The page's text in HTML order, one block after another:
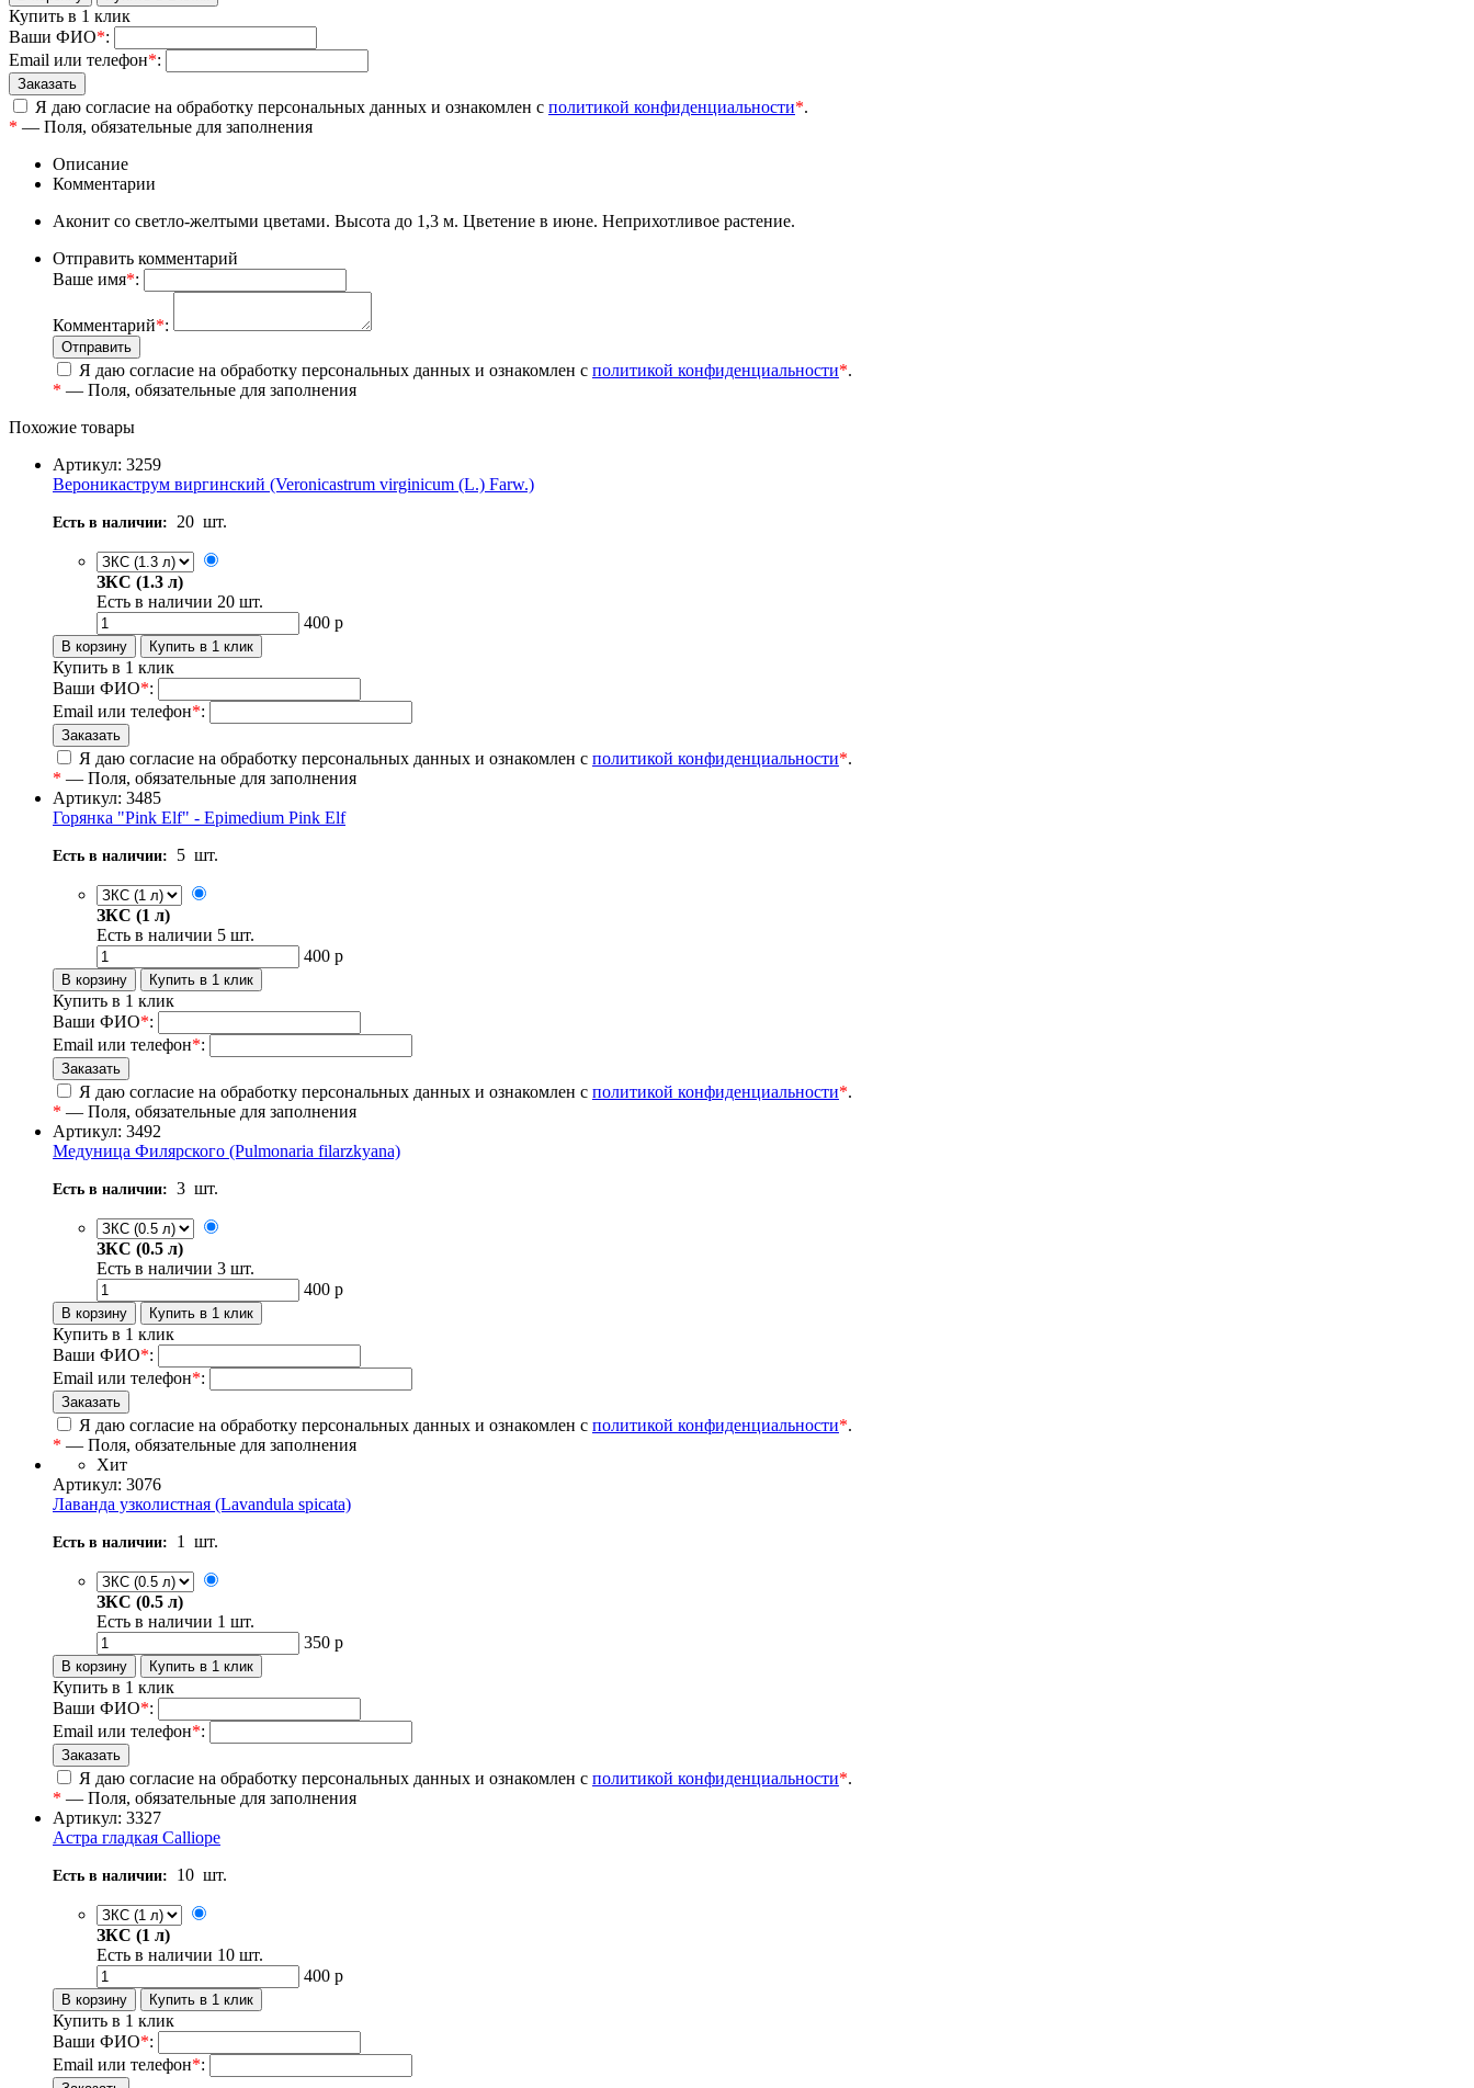
Купить в 1 клик
Ваши ФИО*:
Email или телефон*:
Я даю согласие на обработку персональных данных и ознакомлен с политикой конфиденциальности*.
* — Поля, обязательные для заполнения
Описание
Комментарии
Аконит со светло-желтыми цветами. Высота до 1,3 м. Цветение в июне. Неприхотливое растение.
Отправить комментарий
Ваше имя*:
Комментарий*:
Я даю согласие на обработку персональных данных и ознакомлен с политикой конфиденциальности*.
* — Поля, обязательные для заполнения
Похожие товары
Артикул: 3259
Вероникаструм виргинский (Veronicastrum virginicum (L.) Farw.)
Есть в наличии: 20 шт.
ЗКС (1.3 л)
Есть в наличии 20 шт.
400 р
Купить в 1 клик
Ваши ФИО*:
Email или телефон*:
Я даю согласие на обработку персональных данных и ознакомлен с политикой конфиденциальности*.
* — Поля, обязательные для заполнения
Артикул: 3485
Горянка "Pink Elf" - Epimedium Pink Elf
Есть в наличии: 5 шт.
ЗКС (1 л)
Есть в наличии 5 шт.
400 р
Купить в 1 клик
Ваши ФИО*:
Email или телефон*:
Я даю согласие на обработку персональных данных и ознакомлен с политикой конфиденциальности*.
* — Поля, обязательные для заполнения
Артикул: 3492
Медуница Филярского (Pulmonaria filarzkyana)
Есть в наличии: 3 шт.
ЗКС (0.5 л)
Есть в наличии 3 шт.
400 р
Купить в 1 клик
Ваши ФИО*:
Email или телефон*:
Я даю согласие на обработку персональных данных и ознакомлен с политикой конфиденциальности*.
* — Поля, обязательные для заполнения
Хит
Артикул: 3076
Лаванда узколистная (Lavandula spicata)
Есть в наличии: 1 шт.
ЗКС (0.5 л)
Есть в наличии 1 шт.
350 р
Купить в 1 клик
Ваши ФИО*:
Email или телефон*:
Я даю согласие на обработку персональных данных и ознакомлен с политикой конфиденциальности*.
* — Поля, обязательные для заполнения
Артикул: 3327
Астра гладкая Calliope
Есть в наличии: 10 шт.
ЗКС (1 л)
Есть в наличии 10 шт.
400 р
Купить в 1 клик
Ваши ФИО*:
Email или телефон*: